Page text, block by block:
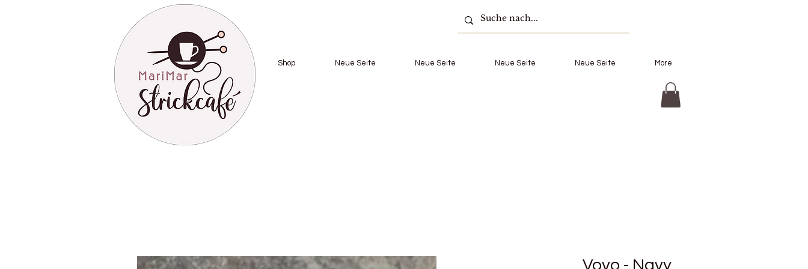
Shop Neue Seite Neue Seite Neue Seite Neue Seite More
Vovo - Navy